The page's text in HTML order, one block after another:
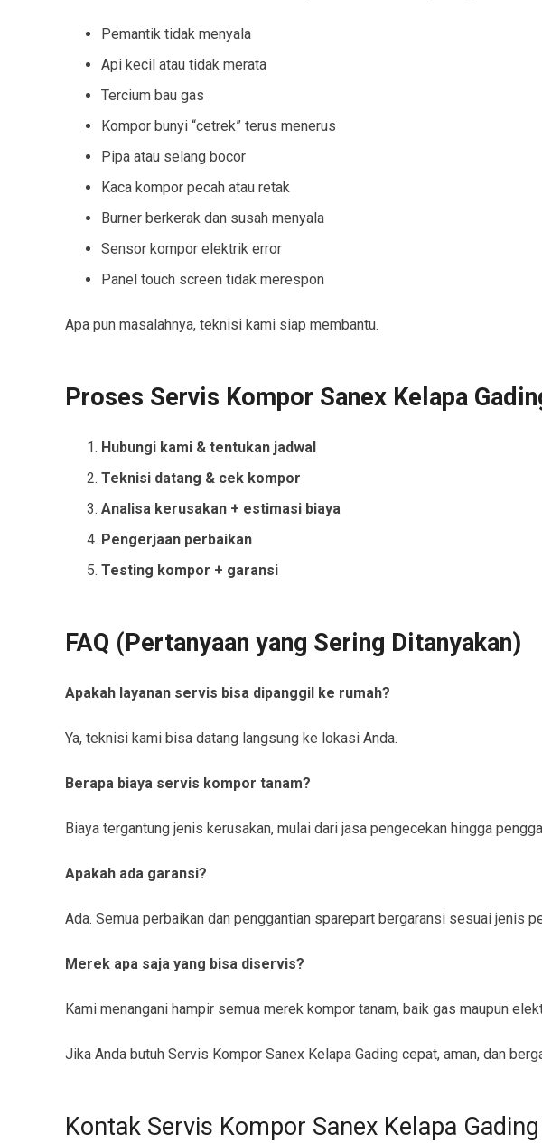
Pemantik tidak menyala
Api kecil atau tidak merata
Tercium bau gas
Kompor bunyi “cetrek” terus menerus
Pipa atau selang bocor
Kaca kompor pecah atau retak
Burner berkerak dan susah menyala
Sensor kompor elektrik error
Panel touch screen tidak merespon
Apa pun masalahnya, teknisi kami siap membantu.
Proses Servis Kompor Sanex Kelapa
Hubungi kami & tentukan jadwal
Teknisi datang & cek kompor
Analisa kerusakan + estimasi biaya
Pengerjaan perbaikan
Testing kompor + garansi
FAQ (Pertanyaan yang Sering Ditanyakan)
Apakah layanan servis bisa dipanggil ke rumah?
Ya, teknisi kami bisa datang langsung ke lokasi Anda.
Berapa biaya servis kompor tanam?
Biaya tergantung jenis kerusakan, mulai dari jasa pengecekan hingga
Apakah ada garansi?
Ada. Semua perbaikan dan penggantian sparepart bergaransi sesuai jenis
Merek apa saja yang bisa diservis?
Kami menangani hampir semua merek kompor tanam, baik gas maupun
Jika Anda butuh Servis Kompor Sanex Kelapa Gading cepat, aman, dan
Kontak Servis Kompor Sanex Kelapa Gading